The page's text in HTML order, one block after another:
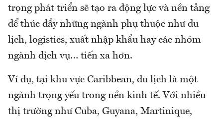
trọng phát triển sẽ tạo ra động lực và nền tảng
để thúc đẩy những ngành phụ thuộc như du
lịch, logistics, xuất nhập khẩu hay các nhóm
ngành dịch vụ… tiến xa hơn.
Ví dụ, tại khu vực Caribbean, du lịch là một
ngành trọng yếu trong nền kinh tế. Với nhiều
thị trường như Cuba, Guyana, Martinique,